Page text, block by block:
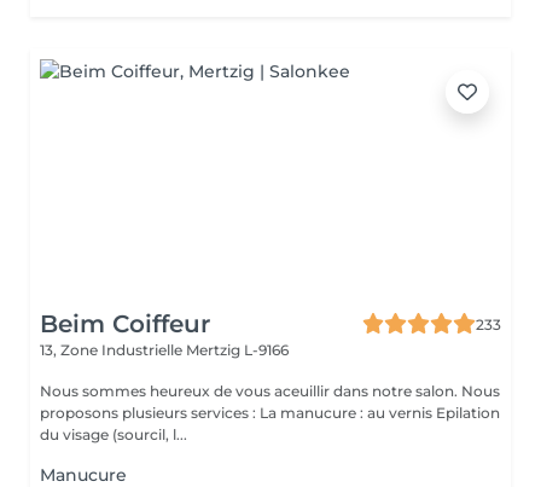
Beim Coiffeur
233
13, Zone Industrielle Mertzig L-9166
Nous sommes heureux de vous aceuillir dans notre salon. Nous
proposons plusieurs services : La manucure : au vernis Epilation
du visage (sourcil, l...
Manucure